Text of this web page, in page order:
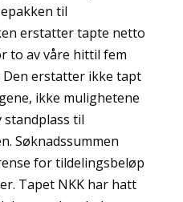
til
erstatter tapte netto
to av våre hittil fem
erstatter ikke tapt
ikke mulighetene
til
Søknadssummen
for tildelingsbeløp
Tapet NKK har hatt